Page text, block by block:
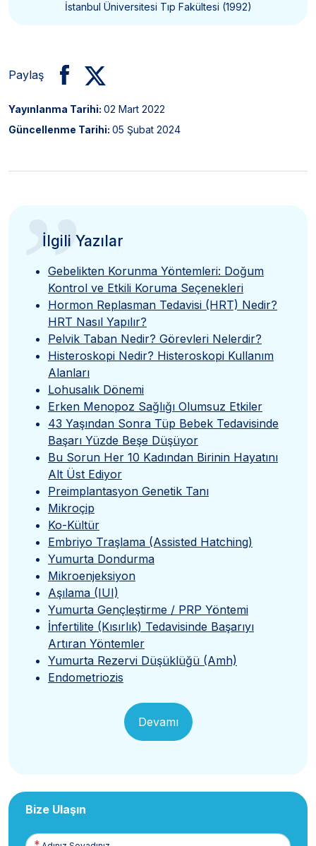
İstanbul Üniversitesi Tıp Fakültesi (1992)
Paylaş
Yayınlanma Tarihi: 02 Mart 2022
Güncellenme Tarihi: 05 Şubat 2024
”
İlgili Yazılar
Gebelikten Korunma Yöntemleri: Doğum
Kontrol ve Etkili Koruma Seçenekleri
Hormon Replasman Tedavisi (HRT) Nedir?
HRT Nasıl Yapılır?
Pelvik Taban Nedir? Görevleri Nelerdir?
Histeroskopi Nedir? Histeroskopi Kullanım
Alanları
Lohusalık Dönemi
Erken Menopoz Sağlığı Olumsuz Etkiler
43 Yaşından Sonra Tüp Bebek Tedavisinde
Başarı Yüzde Beşe Düşüyor
Bu Sorun Her 10 Kadından Birinin Hayatını
Alt Üst Ediyor
Preimplantasyon Genetik Tanı
Mikroçip
Ko-Kültür
Embriyo Traşlama (Assisted Hatching)
Yumurta Dondurma
Mikroenjeksiyon
Aşılama (IUI)
Yumurta Gençleştirme / PRP Yöntemi
İnfertilite (Kısırlık) Tedavisinde Başarıyı
Artıran Yöntemler
Yumurta Rezervi Düşüklüğü (Amh)
Endometriozis
Devamı
Bize Ulaşın
Adınız